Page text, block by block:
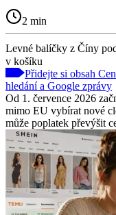
2 min
Levné balíčky z Číny
v košíku
Přidejte si obsah
hledání a Google zprávy
Od 1. července 2026
mimo EU vybírat nové
může poplatek převýšit